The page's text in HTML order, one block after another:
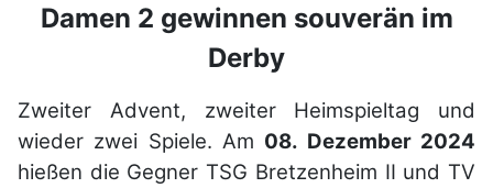
Damen 2 gewinnen souverän im
Derby
Zweiter Advent, zweiter Heimspieltag und
wieder zwei Spiele. Am 08. Dezember 2024
hießen die Gegner TSG Bretzenheim II und TV